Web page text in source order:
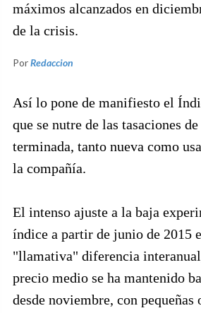
máximos alcanzados en
de la crisis.
PorRedaccion
Así lo pone de manifiesto el
que se nutre de las tasaciones
terminada, tanto nueva como
la compañía.
El intenso ajuste a la baja
índice a partir de junio de 2015
"llamativa" diferencia
precio medio se ha mantenido
desde noviembre, con pequeñas